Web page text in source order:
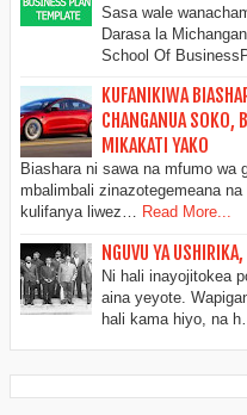
Sasa wale
Darasa la
School Of
KUFANIKIWA
CHANGANUA SOKO,
MIKAKATI YAKO
Biashara ni sawa na mfumo wa
mbalimbali zinazotegemeana
kulifanya liwez… Read More...
NGUVU YA
Ni hali inayojitokea
aina yeyote.
hali kama hiyo, na h…